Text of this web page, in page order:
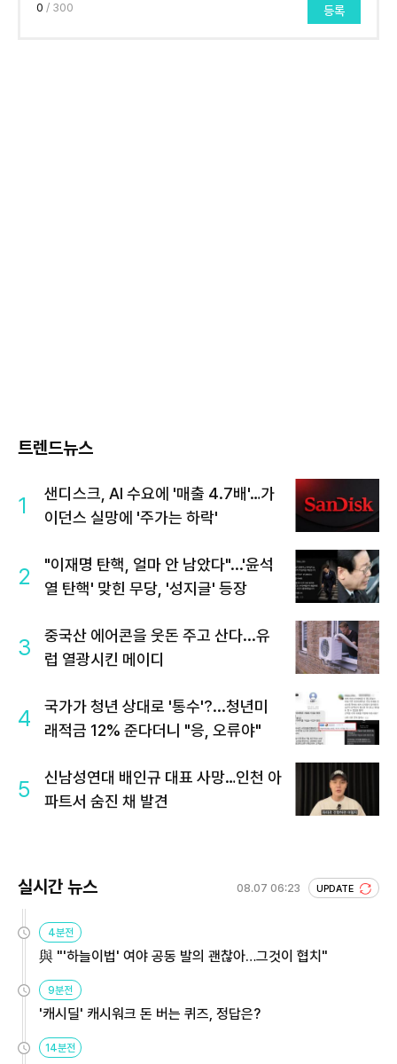
0 / 300 등록
트렌드뉴스
1
샌디스크, AI 수요에 '매출 4.7배'…가
이던스 실망에 '주가는 하락'
2
"이재명 탄핵, 얼마 안 남았다"...'윤석
열 탄핵' 맞힌 무당, '성지글' 등장
3
중국산 에어콘을 웃돈 주고 산다...유
럽 열광시킨 메이디
4
국가가 청년 상대로 '통수'?...청년미
래적금 12% 준다더니 "응, 오류야"
5
신남성연대 배인규 대표 사망…인천 아
파트서 숨진 채 발견
실시간 뉴스 08.07 06:23 UPDATE
4분전
與 "'하늘이법' 여야 공동 발의 괜찮아…그것이 협치"
9분전
'캐시딜' 캐시워크 돈 버는 퀴즈, 정답은?
14분전